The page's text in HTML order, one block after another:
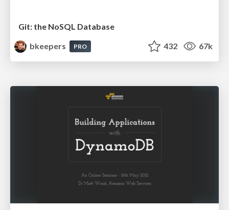
Git: the NoSQL Database
bkeepers
PRO 432 67k